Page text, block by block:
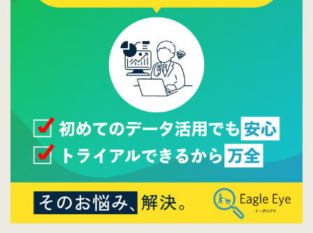
2015/09/28
ウレコンが機能拡充し、サイトリニューアル
しました。⇒
ウレコンFacebook
Facebookページを開設しました。詳細は
ら。
ウレコンサイトリリースしました。